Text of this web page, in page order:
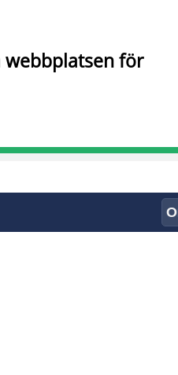
webbplatsen för